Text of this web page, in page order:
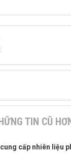
TIN CŨ
cấp nhiên liệu